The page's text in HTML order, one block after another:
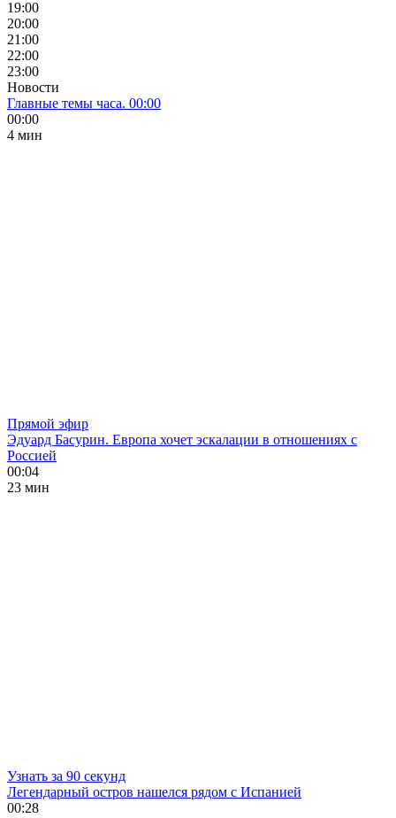
19:00
20:00
21:00
22:00
23:00
Новости
Главные темы часа. 00:00
00:00
4 мин
Прямой эфир
Эдуард Басурин. Европа хочет эскалации в отношениях с
Россией
00:04
23 мин
Узнать за 90 секунд
Легендарный остров нашелся рядом с Испанией
00:28